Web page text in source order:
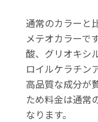
通常のカラーと
メテオカラーで
酸、グリオキシ
ロイルケラチン
高品質な成分が
ため料金は通常
なります。